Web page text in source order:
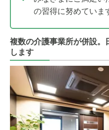
の習得に努めていま
複数の介護事業所が併設。
します